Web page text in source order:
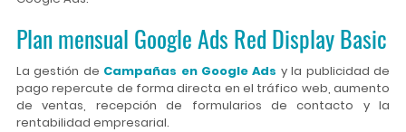
Plan mensual Google Ads Red Display Basic
La gestión de Campañas en Google Ads y la publicidad de
pago repercute de forma directa en el tráfico web, aumento
de ventas, recepción de formularios de contacto y la
rentabilidad empresarial.